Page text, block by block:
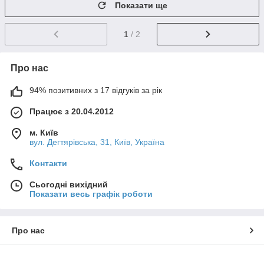
Показати ще
1 / 2
Про нас
94% позитивних з 17 відгуків за рік
Працює з 20.04.2012
м. Київ
вул. Дегтярівська, 31, Київ, Україна
Контакти
Сьогодні вихідний
Показати весь графік роботи
Про нас